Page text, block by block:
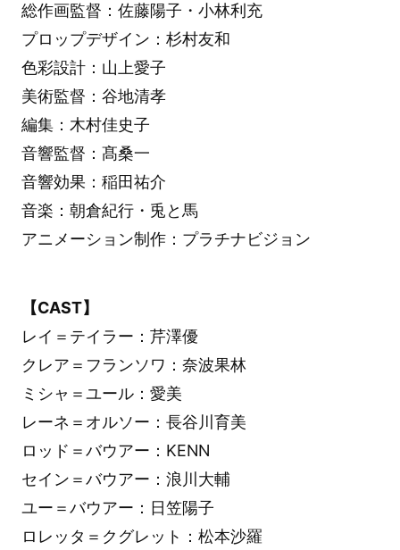
総作画監督：佐藤陽子・小林利充
プロップデザイン：杉村友和
色彩設計：山上愛子
美術監督：谷地清孝
編集：木村佳史子
音響監督：髙桑一
音響効果：稲田祐介
音楽：朝倉紀行・兎と馬
アニメーション制作：プラチナビジョン
【CAST】
レイ＝テイラー：芹澤優
クレア＝フランソワ：奈波果林
ミシャ＝ユール：愛美
レーネ＝オルソー：長谷川育美
ロッド＝バウアー：KENN
セイン＝バウアー：浪川大輔
ユー＝バウアー：日笠陽子
ロレッタ＝クグレット：松本沙羅